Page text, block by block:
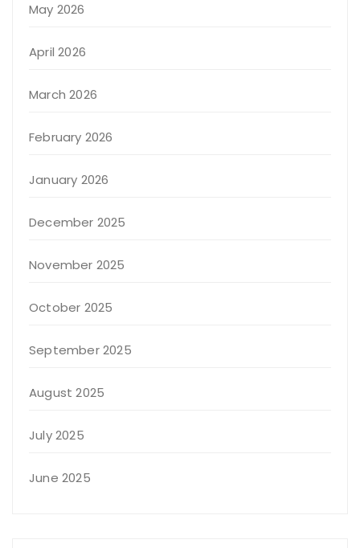
May 2026
April 2026
March 2026
February 2026
January 2026
December 2025
November 2025
October 2025
September 2025
August 2025
July 2025
June 2025